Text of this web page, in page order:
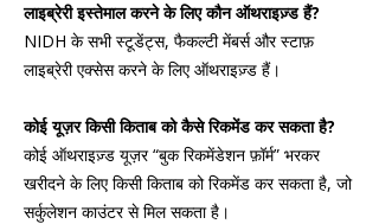
लाइब्रेरी इस्तेमाल करने के लिए कौन ऑथराइज़्ड हैं?
NIDH के सभी स्टूडेंट्स, फैकल्टी मेंबर्स और स्टाफ़
लाइब्रेरी एक्सेस करने के लिए ऑथराइज़्ड हैं।
कोई यूज़र किसी किताब को कैसे रिकमेंड कर सकता है?
कोई ऑथराइज़्ड यूज़र “बुक रिकमेंडेशन फ़ॉर्म” भरकर
खरीदने के लिए किसी किताब को रिकमेंड कर सकता है, जो
सर्कुलेशन काउंटर से मिल सकता है।